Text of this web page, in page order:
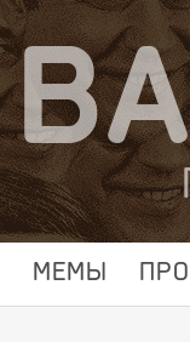
МЕМЫ